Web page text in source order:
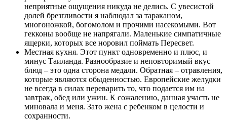
неприятные ощущения никуда не делись. С увесистой
долей брезгливости я наблюдал за тараканом,
многоножкой, богомолом и прочими насекомыми. Вот
гекконы вообще не напрягали. Маленькие симпатичные
ящерки, которых все норовил поймать Пересвет.
Местная кухня. Этот пункт одновременно и плюс, и
минус Таиланда. Разнообразие и неповторимый вкус
блюд – это одна сторона медали. Обратная – отравления,
которые являются обыденностью. Европейские желудки
не всегда в силах переварить то, что подается им на
завтрак, обед или ужин. К сожалению, данная участь не
миновала и меня. Зато жена с ребенком в целости и
сохранности.